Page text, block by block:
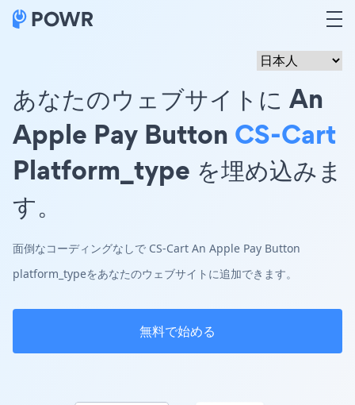
あなたのウェブサイトに An
Apple Pay Button CS-Cart
Platform_type を埋め込みま
す。
面倒なコーディングなしで CS-Cart An Apple Pay Button
platform_typeをあなたのウェブサイトに追加できます。
無料で始める